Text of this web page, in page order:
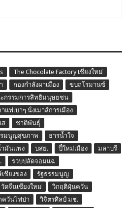
The Chocolate Factory เชียงใหม่
กองกำลังผาเมือง
ขบถโรมานซ์
กรรมการสิทธิมนุษยชน
แฟเบาๆ นั่งเมาส์การเมือง
ส
ชาติพันธุ์
รมนูญสุขภาพ
ธารน้ำใจ
มันแพง บสย. ปี๋ใหม่เมือง
มลาบรี
รวบปลัดจอมแฉ
ชียงของ
รัฐธรรมนูญ
วัดจีนเชียงใหม่
วิกฤติฝุ่นควัน
วันไฟป่า
วิจิตรศิลป์ มช.